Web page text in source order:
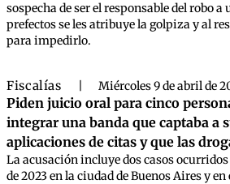
sospecha de ser el responsable del robo
prefectos se les atribuye la golpiza y al
para impedirlo.
Fiscalías Miércoles 9 de abril de
Piden juicio oral para cinco
integrar una banda que captaba a
aplicaciones de citas y que las
La acusación incluye dos casos
de 2023 en la ciudad de Buenos Aires y